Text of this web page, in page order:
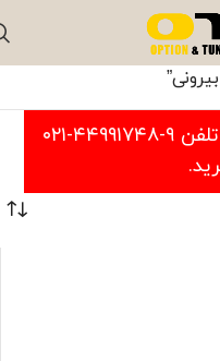
جهت ثبت سفارش با شماره تلفن ۹-۴۴۹۹۱۷۴۸-۰۲۱